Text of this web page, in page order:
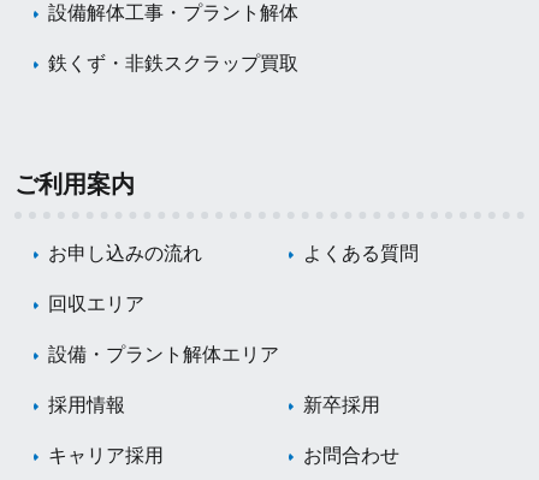
設備解体工事・プラント解体
鉄くず・非鉄スクラップ買取
ご利用案内
お申し込みの流れ よくある質問
回収エリア
設備・プラント解体エリア
採用情報 新卒採用
キャリア採用 お問合わせ